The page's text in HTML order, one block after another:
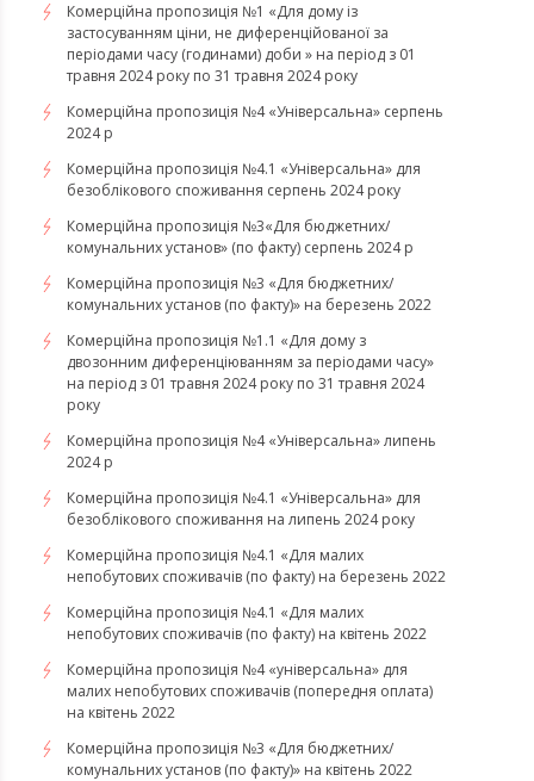
Комерційна пропозиція №1 «Для дому із
застосуванням ціни, не диференційованої за
періодами часу (годинами) доби » на період з 01
травня 2024 року по 31 травня 2024 року
Комерційна пропозиція №4 «Універсальна» серпень
2024 р
Комерційна пропозиція №4.1 «Універсальна» для
безоблікового споживання серпень 2024 року
Комерційна пропозиція №3«Для бюджетних/
комунальних установ» (по факту) серпень 2024 р
Комерційна пропозиція №3 «Для бюджетних/
комунальних установ (по факту)» на березень 2022
Комерційна пропозиція №1.1 «Для дому з
двозонним диференціюванням за періодами часу»
на період з 01 травня 2024 року по 31 травня 2024
року
Комерційна пропозиція №4 «Універсальна» липень
2024 р
Комерційна пропозиція №4.1 «Універсальна» для
безоблікового споживання на липень 2024 року
​​​​​​​Комерційна пропозиція №4.1 «Для малих
непобутових споживачів (по факту) на березень 2022
Комерційна пропозиція №4.1 «Для малих
непобутових споживачів (по факту) на квітень 2022
​​​​​​​Комерційна пропозиція №4 «універсальна» для
малих непобутових споживачів (попередня оплата)
на квітень 2022
Комерційна пропозиція №3 «Для бюджетних/
комунальних установ (по факту)» на квітень 2022